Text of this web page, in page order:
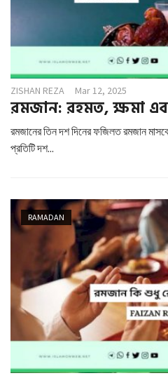
ZISHAN REZA Mar 12, 2025
রমজান: রহমত, ক্ষমা
রমজানের তিন দশ দিনের ফজিলত রমজান
প্রতিটি দশ...
RAMADAN